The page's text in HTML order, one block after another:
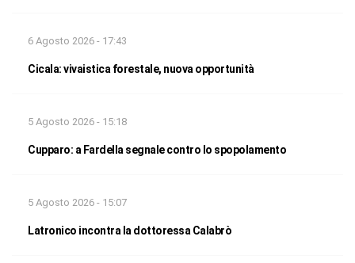
6 Agosto 2026 - 17:43
Cicala: vivaistica forestale, nuova opportunità
5 Agosto 2026 - 15:18
Cupparo: a Fardella segnale contro lo spopolamento
5 Agosto 2026 - 15:07
Latronico incontra la dottoressa Calabrò